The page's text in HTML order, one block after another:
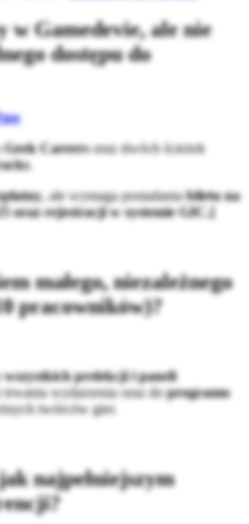
w Gamedevie, ale nie
dostępu do
Geek Careersoraz dwóch ścieżek
.
, ale wymaga posiadaniabiletu na
oraz rejestracji w systemie GIC.]
małego, niezależnego
pracowników)?
wszystkich prelekcji i paneli
wydarzenia oraz doprogramu
twórców gier.
najpełniejszym